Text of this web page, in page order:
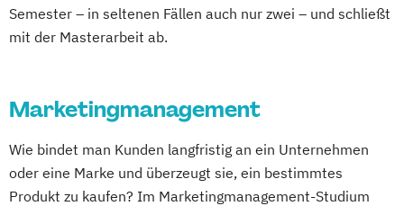
Semester – in seltenen Fällen auch nur zwei – und schließt
mit der Masterarbeit ab.
Marketingmanagement
Wie bindet man Kunden langfristig an ein Unternehmen
oder eine Marke und überzeugt sie, ein bestimmtes
Produkt zu kaufen? Im Marketingmanagement-Studium